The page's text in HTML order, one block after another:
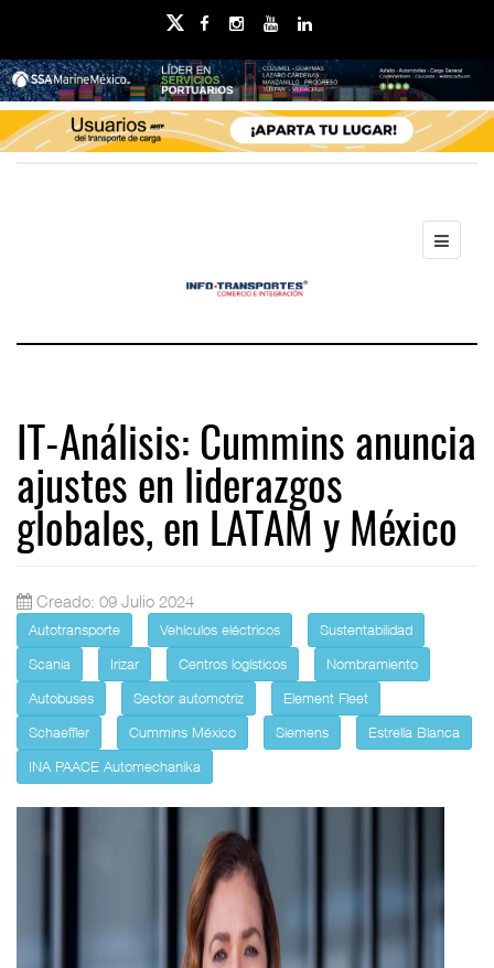
IT-Análisis: Cummins anuncia
ajustes en liderazgos
globales, en LATAM y México
Creado: 09 Julio 2024
Autotransporte Vehículos eléctricos
Sustentabilidad
Scania
Irizar Centros logísticos
Nombramiento
Autobuses
Sector automotriz
Element Fleet
Schaeffler
Cummins México Siemens
Estrella Blanca
INA PAACE Automechanika